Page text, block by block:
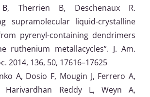
Therrien B, Deschenaux R.
supramolecular liquid-crystalline
pyrenyl-containing dendrimers
ruthenium metallacycles”. J. Am.
2014, 136, 50, 17616–17625
A, Dosio F, Mougin J, Ferrero A,
Harivardhan Reddy L, Weyn A,